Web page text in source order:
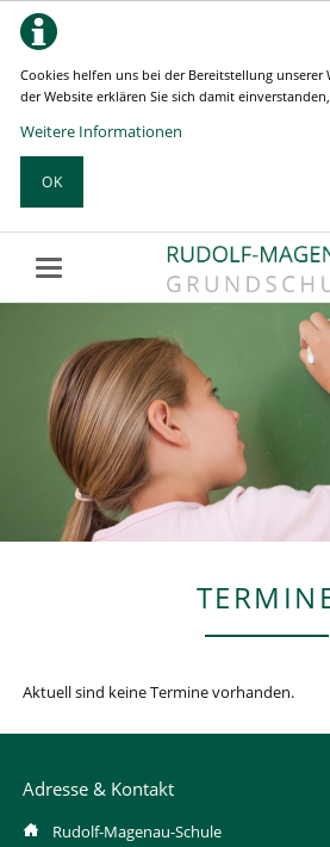
Cookies helfen uns bei der Bereitstellung unserer
der Website erklären Sie sich damit
Weitere Informationen
OK
Aktuell sind keine Termine vorhanden.
Adresse & Kontakt
Rudolf-Magenau-Schule